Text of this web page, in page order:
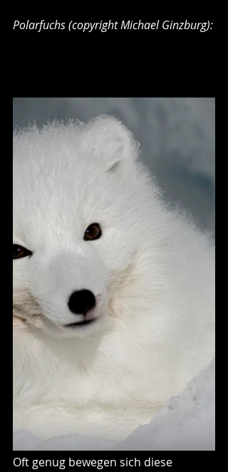
Polarfuchs (copyright Michael Ginzburg):
Oft genug bewegen sich diese